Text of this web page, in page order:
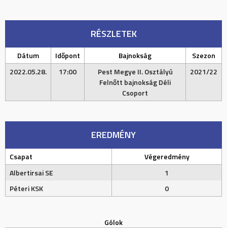
RÉSZLETEK
Dátum Időpont Bajnokság
Szezon
2022.05.28.
17:00
Pest Megye II. Osztályú
Felnőtt bajnokság Déli
Csoport
2021/22
EREDMÉNY
Csapat
Végeredmény
Albertirsai SE
1
Péteri KSK
0
Gólok